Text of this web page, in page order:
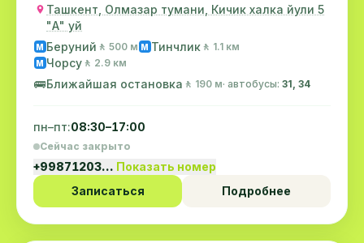
Ташкент, Олмазар тумани, Кичик халка йули 5
"А" уй
M Беруний 🚶 500 м M Тинчлик 🚶 1.1 км
M Чорсу 🚶 2.9 км
🚌Ближайшая остановка 🚶 190 м· автобусы: 31, 34
пн–пт:08:30–17:00
Сейчас закрыто
+99871203… Показать номер
Записаться
Подробнее